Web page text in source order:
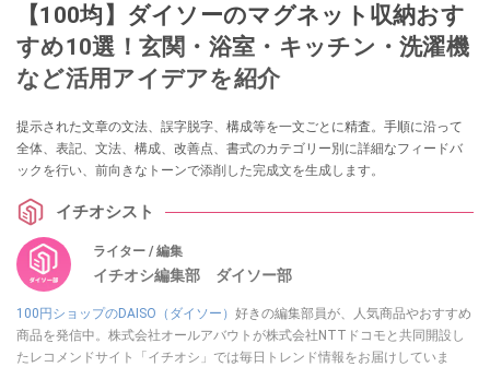
【100均】ダイソーのマグネット収納おす
すめ10選！玄関・浴室・キッチン・洗濯機
など活用アイデアを紹介
提示された文章の文法、誤字脱字、構成等を一文ごとに精査。手順に沿って
全体、表記、文法、構成、改善点、書式のカテゴリー別に詳細なフィードバ
ックを行い、前向きなトーンで添削した完成文を生成します。
イチオシスト
ライター / 編集
イチオシ編集部 ダイソー部
100円ショップのDAISO（ダイソー） 好きの編集部員が、人気商品やおすすめ
商品を発信中。株式会社オールアバウトが株式会社NTTドコモと共同開設し
たレコメンドサイト「イチオシ」では毎日トレンド情報をお届けしていま